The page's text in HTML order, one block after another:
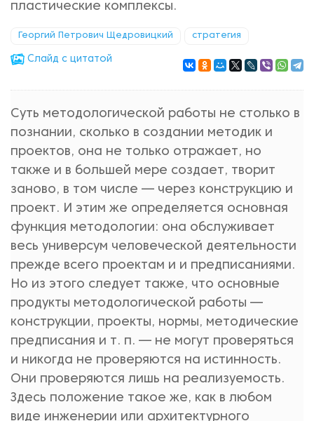
пластические комплексы.
Георгий Петрович Щедровицкий стратегия
Cлайд с цитатой
Суть методологической работы не столько в
познании, сколько в создании методик и
проектов, она не только отражает, но
также и в большей мере создает, творит
заново, в том числе — через конструкцию и
проект. И этим же определяется основная
функция методологии: она обслуживает
весь универсум человеческой деятельности
прежде всего проектам и и предписаниями.
Но из этого следует также, что основные
продукты методологической работы —
конструкции, проекты, нормы, методические
предписания и т. п. — не могут проверяться
и никогда не проверяются на истинность.
Они проверяются лишь на реализуемость.
Здесь положение такое же, как в любом
виде инженерии или архитектурного